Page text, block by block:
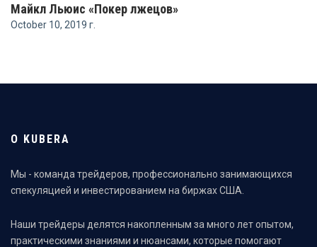
Майкл Льюис «Покер лжецов»
October 10, 2019 г.
О KUBERA
Мы - команда трейдеров, профессионально занимающихся
спекуляцией и инвестированием на биржах США.
Наши трейдеры делятся накопленным за много лет опытом,
практическими знаниями и нюансами, которые помогают